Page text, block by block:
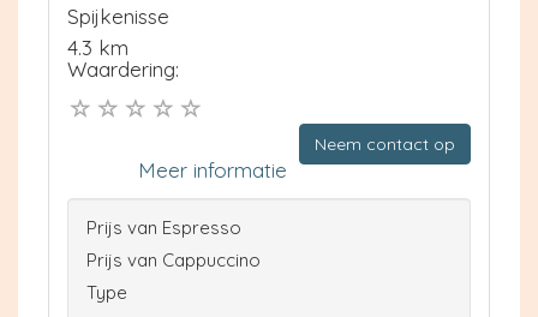
Spijkenisse
4.3 km
Waardering:
Neem contact op
Meer informatie
Prijs van Espresso
Prijs van Cappuccino
Type